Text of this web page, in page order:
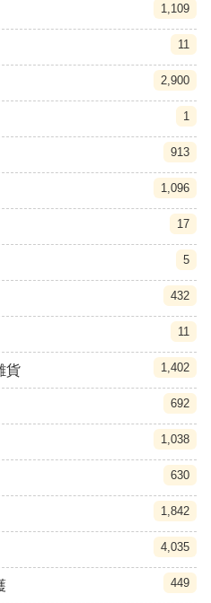
1,109
11
2,900
1
913
1,096
17
5
432
11
貨 1,402
692
1,038
630
1,842
4,035
449